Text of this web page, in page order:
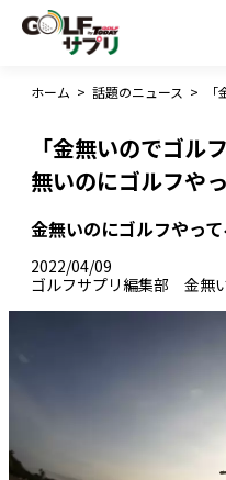
ホーム > 話題のニュース >
「金無いのでゴル
無いのにゴルフや
金無いのにゴルフやっ
2022/04/09
ゴルフサプリ編集部 金無